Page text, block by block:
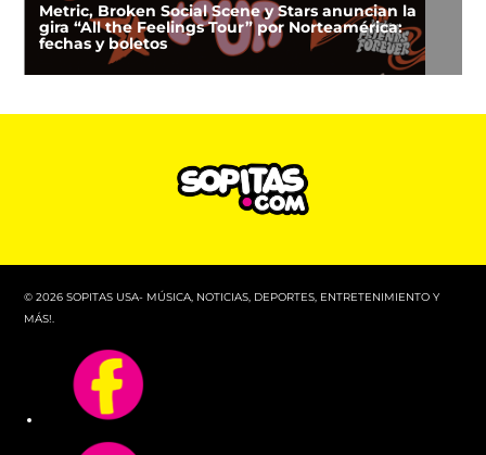
Metric, Broken Social Scene y Stars anuncian la
gira “All the Feelings Tour” por Norteamérica:
fechas y boletos
© 2026 SOPITAS USA- MÚSICA, NOTICIAS, DEPORTES, ENTRETENIMIENTO Y
MÁS!.